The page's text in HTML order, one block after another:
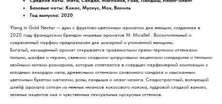
Базовые ноты: Кокос, Мускус, Мох, Ваниль
Год выпуска: 2020
Ylang in Gold Nectar — духи с фруктово-цветочным ароматом для женщин, созданная в
2020 году французским брендом нишевых ароматов M. Micallef . Восхитительный и
современный парфюм предназначен для шикарной и утонченной женщины.
Богатый, насыщенный аромат открывается травянистыми пряно-терпкими оттенками
полыни, шалфея и герани, свежими сладкими цитрусовыми акцентами мандарина и теплыми
хвойными нотами розмарина, которые сплетаются в «сердце» парфюмерной композиции с
холодным аккордом мяты, древесными оттенками сливочного сандала и изысканным
цветочным букетом магнолии, розы, ландыша и иланг-иланга. Сладострастный, волнующий
шлейф аромата соткан из нежных нюансов кокосового молока, пудровой сладкой ванили,
зеленых акцентов мха и чувственных сексуальных мускусных оттенков.